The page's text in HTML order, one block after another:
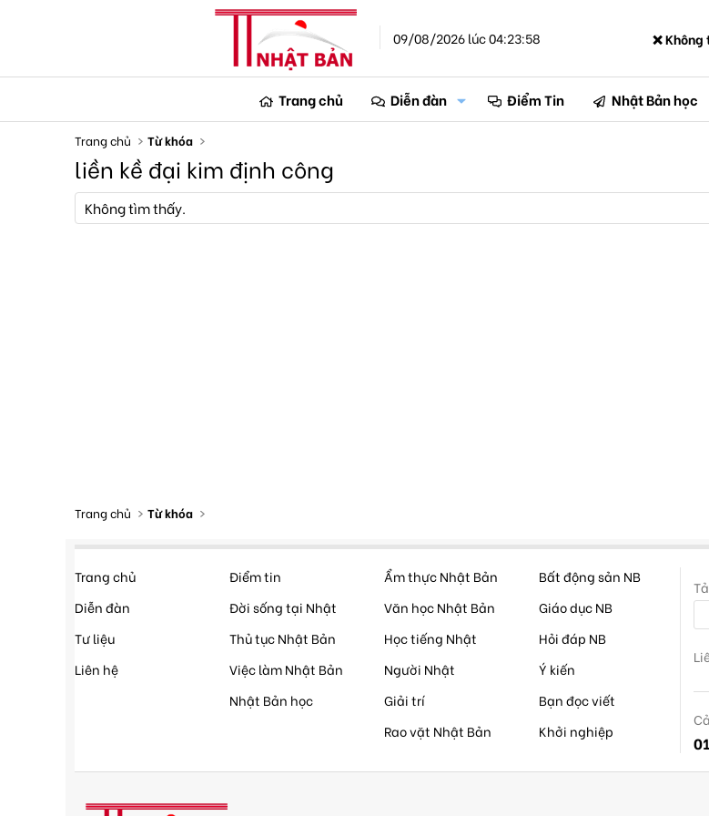
09/08/2026 lúc 04:23:58 ❌
Trang chủ Diễn đàn Điểm Tin Nhật Bản học
Trang chủ Từ khóa
liền kề đại kim định công
Không tìm thấy.
Trang chủ Từ khóa
Trang chủ
Diễn đàn
Tư liệu
Liên hệ
Điểm tin
Đời sống tại Nhật
Thủ tục Nhật Bản
Việc làm Nhật Bản
Nhật Bản học
Ẩm thực Nhật Bản
Văn học Nhật Bản
Học tiếng Nhật
Người Nhật
Giải trí
Rao vặt Nhật Bản
Bất động sản NB
Giáo dục NB
Hỏi đáp NB
Ý kiến
Bạn đọc viết
Khởi nghiệp